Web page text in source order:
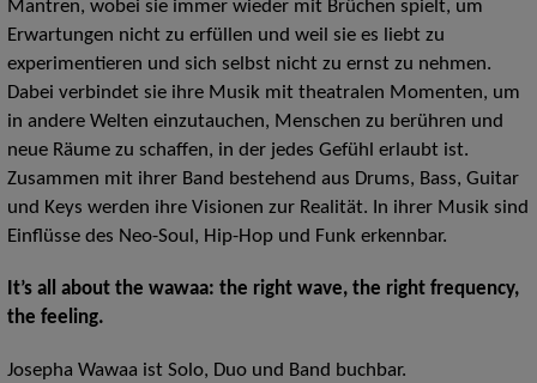
Mantren, wobei sie immer wieder mit Brüchen spielt, um
Erwartungen nicht zu erfüllen und weil sie es liebt zu
experimentieren und sich selbst nicht zu ernst zu nehmen.
Dabei verbindet sie ihre Musik mit theatralen Momenten, um
in andere Welten einzutauchen, Menschen zu berühren und
neue Räume zu schaffen, in der jedes Gefühl erlaubt ist.
Zusammen mit ihrer Band bestehend aus Drums, Bass, Guitar
und Keys werden ihre Visionen zur Realität. In ihrer Musik sind
Einflüsse des Neo-Soul, Hip-Hop und Funk erkennbar.
It’s all about the wawaa: the right wave, the right frequency,
the feeling.
Josepha Wawaa ist Solo, Duo und Band buchbar.